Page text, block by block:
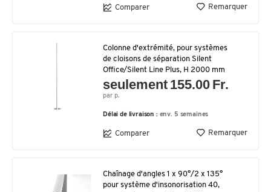
Comparer Remarquer
Colonne d'extrémité, pour systèmes
de cloisons de séparation Silent
Office/Silent Line Plus, H 2000 mm
seulement 155.00 Fr.
par p.
Délai de livraison : env. 5 semaines
Comparer Remarquer
Chaînage d'angles 1 x 90°/2 x 135°
pour système d'insonorisation 40,